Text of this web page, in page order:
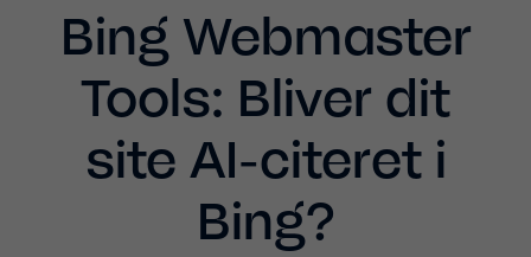
Bing Webmaster
Tools: Bliver dit
site AI-citeret i
Bing?